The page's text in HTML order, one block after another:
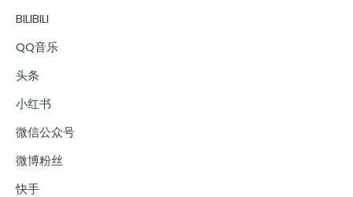
BILIBILI
QQ音乐
头条
小红书
微信公众号
微博粉丝
快手